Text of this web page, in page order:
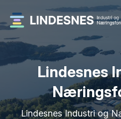
Lindesnes
Lindesnes Industri og